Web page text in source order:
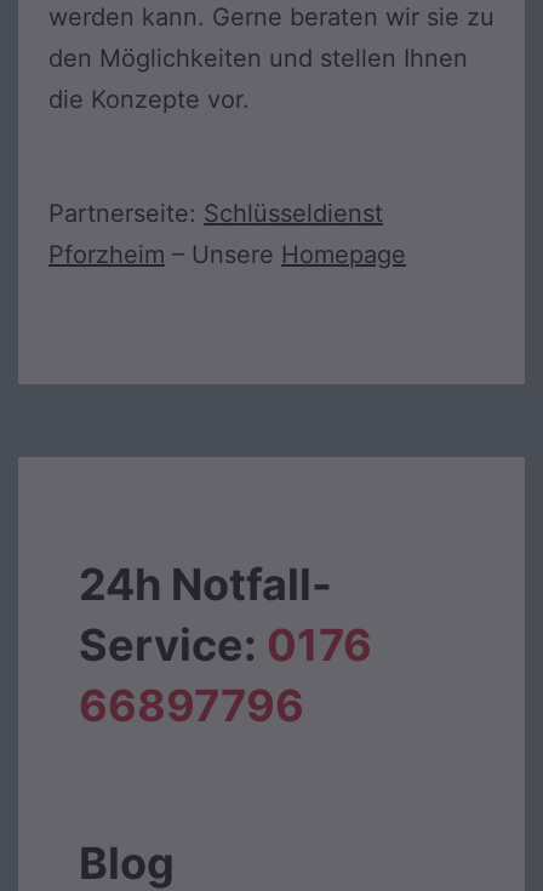
werden kann. Gerne beraten wir sie zu
den Möglichkeiten und stellen Ihnen
die Konzepte vor.
Partnerseite: Schlüsseldienst
Pforzheim – Unsere Homepage
24h Notfall-
Service: 0176
66897796‬
Blog